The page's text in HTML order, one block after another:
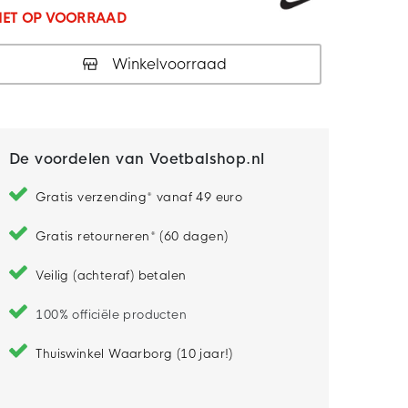
OP VOORRAAD
Winkelvoorraad
De voordelen van Voetbalshop.nl
Gratis verzending* vanaf 49 euro
Gratis retourneren* (60 dagen)
Veilig (achteraf) betalen
100% officiële producten
Thuiswinkel Waarborg (10 jaar!)